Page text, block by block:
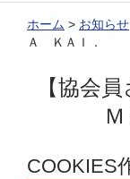
ホーム > お知らせ
Ａ ＫＡＩ．
【協会
COOKIES